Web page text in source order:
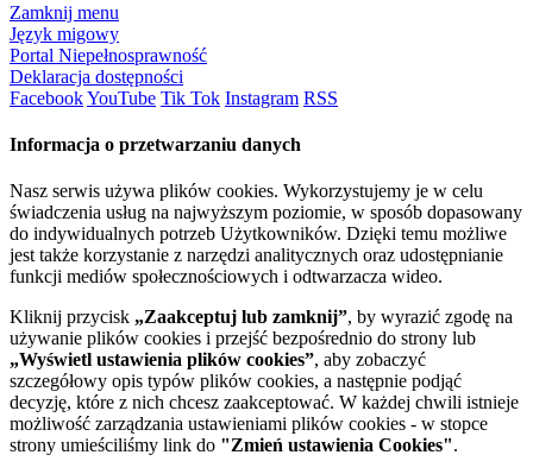
Zamknij menu
Język migowy
Portal Niepełnosprawność
Deklaracja dostępności
FacebookYouTube Tik Tok Instagram RSS
Informacja o przetwarzaniu danych
Nasz serwis używa plików cookies. Wykorzystujemy je w celu
świadczenia usług na najwyższym poziomie, w sposób dopasowany
do indywidualnych potrzeb Użytkowników. Dzięki temu możliwe
jest także korzystanie z narzędzi analitycznych oraz udostępnianie
funkcji mediów społecznościowych i odtwarzacza wideo.
Kliknij przycisk „Zaakceptuj lub zamknij”, by wyrazić zgodę na
używanie plików cookies i przejść bezpośrednio do strony lub
„Wyświetl ustawienia plików cookies”, aby zobaczyć
szczegółowy opis typów plików cookies, a następnie podjąć
decyzję, które z nich chcesz zaakceptować. W każdej chwili istnieje
możliwość zarządzania ustawieniami plików cookies - w stopce
strony umieściliśmy link do "Zmień ustawienia Cookies".